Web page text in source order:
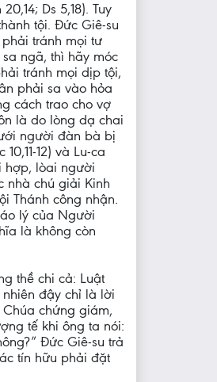
Ds 5,18). Tuy
tội. Đức Giê-su
tránh mọi tư
ngã, thì hãy móc
tránh mọi dịp tội,
phải sa vào hỏa
cách trao cho vợ
là do lòng dạ chai
người đàn bà bị
12) và Lu-ca
hợp, lòai người
nhà chú giải Kinh
Thánh công nhận.
lý của Người
là không còn
thề chi cả: Luật
đậy chỉ là lời
chứng giám,
tế khi ông ta nói:
Đức Giê-su trả
tín hữu phải đặt